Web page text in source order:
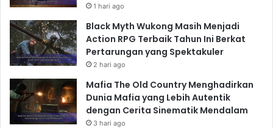
1 hari ago
Black Myth Wukong Masih Menjadi
Action RPG Terbaik Tahun Ini Berkat
Pertarungan yang Spektakuler
2 hari ago
Mafia The Old Country Menghadirkan
Dunia Mafia yang Lebih Autentik
dengan Cerita Sinematik Mendalam
3 hari ago